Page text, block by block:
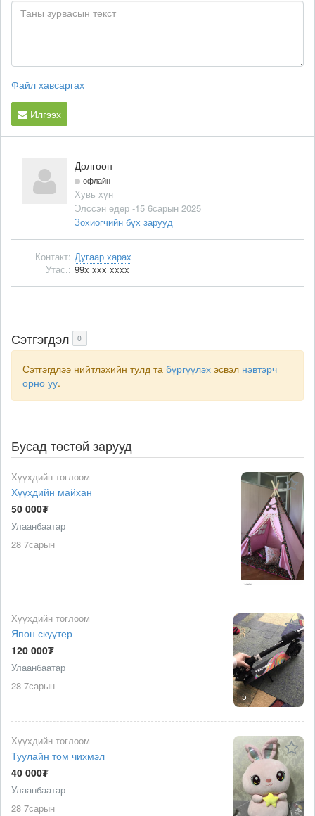
Файл хавсаргах
Илгээх
Дөлгөөн
офлайн
Хувь хүн
Элссэн өдөр -15 6сарын 2025
Зохиогчийн бүх зарууд
Контакт: Дугаар харах
Утас.: 99x xxx xxxx
Сэтгэгдэл 0
Сэтгэгдлээ нийтлэхийн тулд та бүргүүлэх эсвэл нэвтэрч
орно уу.
Бусад төстөй зарууд
Хүүхдийн тоглоом
Хүүхдийн майхан
50 000₮
Улаанбаатар
28 7сарын
5
Хүүхдийн тоглоом
Япон скүүтер
120 000₮
Улаанбаатар
28 7сарын
Хүүхдийн тоглоом
Туулайн том чихмэл
40 000₮
Улаанбаатар
28 7сарын